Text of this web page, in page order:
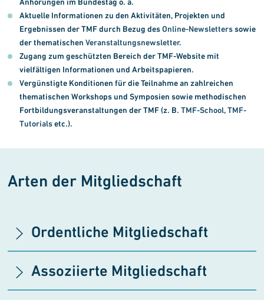
Anhörungen im Bundestag o. ä.
Aktuelle Informationen zu den Aktivitäten, Projekten und
Ergebnissen der TMF durch Bezug desOnline-Newsletterssowie
der thematischenVeranstaltungsnewsletter.
Zugang zum geschützten Bereich der TMF-Website mit
vielfältigen Informationen und Arbeitspapieren.
Vergünstigte Konditionen für die Teilnahme an zahlreichen
thematischen Workshops und Symposien sowie methodischen
Fortbildungsveranstaltungen der TMF (z. B.TMF-School,TMF-
Tutorialsetc.).
Arten der Mitgliedschaft
Ordentliche Mitgliedschaft
Assoziierte Mitgliedschaft